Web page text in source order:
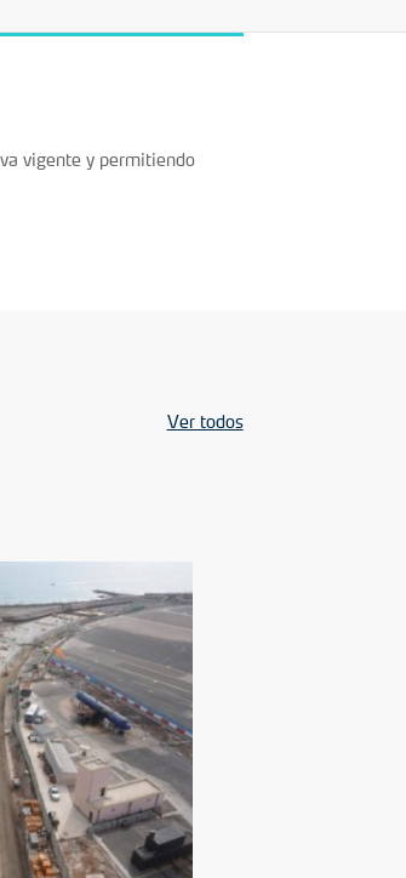
vigente y permitiendo
Ver todos